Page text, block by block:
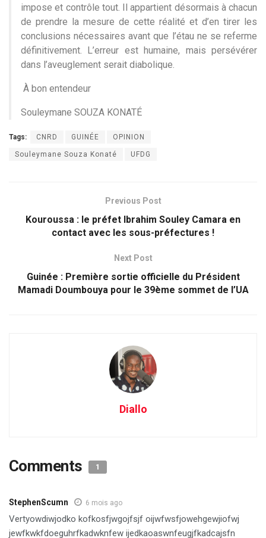
impose et contrôle tout. Il appartient désormais à chacun
de prendre la mesure de cette réalité et d’en tirer les
conclusions nécessaires avant que l’étau ne se referme
définitivement. L’erreur est humaine, mais persévérer
dans l’aveuglement serait diabolique.
À bon entendeur
Souleymane SOUZA KONATÉ
Tags: CNRD GUINÉE OPINION
Souleymane Souza Konaté UFDG
Previous Post
Kouroussa : le préfet Ibrahim Souley Camara en
contact avec les sous-préfectures !
Next Post
Guinée : Première sortie officielle du Président
Mamadi Doumbouya pour le 39ème sommet de l’UA
Diallo
Comments 1
StephenScumn 6 mois ago
Vertyowdiwjodko kofkosfjwgojfsjf oijwfwsfjowehgewjiofwj
jewfkwkfdoeguhrfkadwknfew ijedkaoaswnfeugjfkadcajsfn